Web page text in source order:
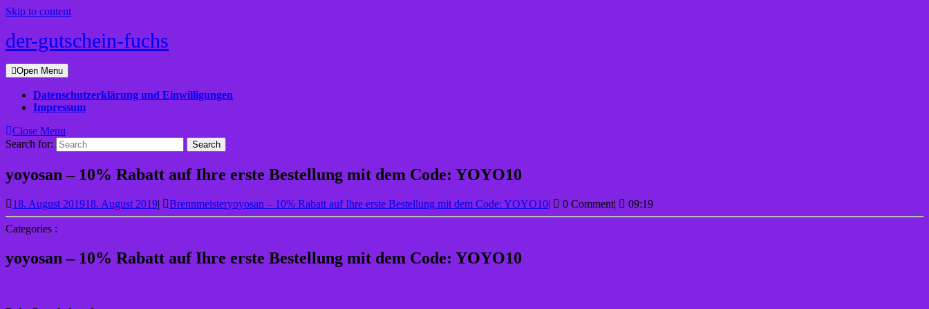
Skip to content
der-gutschein-fuchs
Open Menu
Datenschutzerklärung und Einwilligungen
Impressum
Close Menu
Search for:
yoyosan – 10% Rabatt auf Ihre erste Bestellung mit dem Code: YOYO10
18. August 201918. August 2019| Brennmeisteryoyosan – 10% Rabatt auf Ihre erste Bestellung mit dem Code: YOYO10| 0 Comment| 09:19
Categories :
yoyosan – 10% Rabatt auf Ihre erste Bestellung mit dem Code: YOYO10